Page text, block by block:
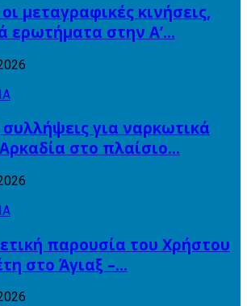
οι μεταγραφικές κινήσεις,
ερωτήματα στην Α’…
συλλήψεις για ναρκωτικά
στο πλαίσιο…
παρουσία του Χρήστου
στο Άγιαξ –…